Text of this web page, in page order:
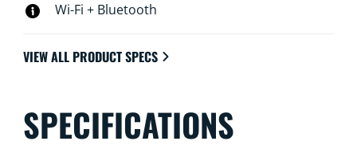
Wi-Fi + Bluetooth
VIEW ALL PRODUCT SPECS
SPECIFICATIONS